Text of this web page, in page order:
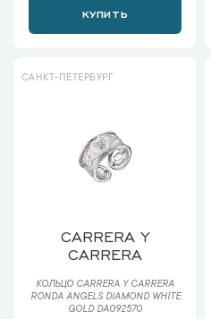
КУПИТЬ
САНКТ-ПЕТЕРБУРГ
CARRERA Y
CARRERA
КОЛЬЦО CARRERA Y CARRERA
RONDA ANGELS DIAMOND WHITE
GOLD DA092570